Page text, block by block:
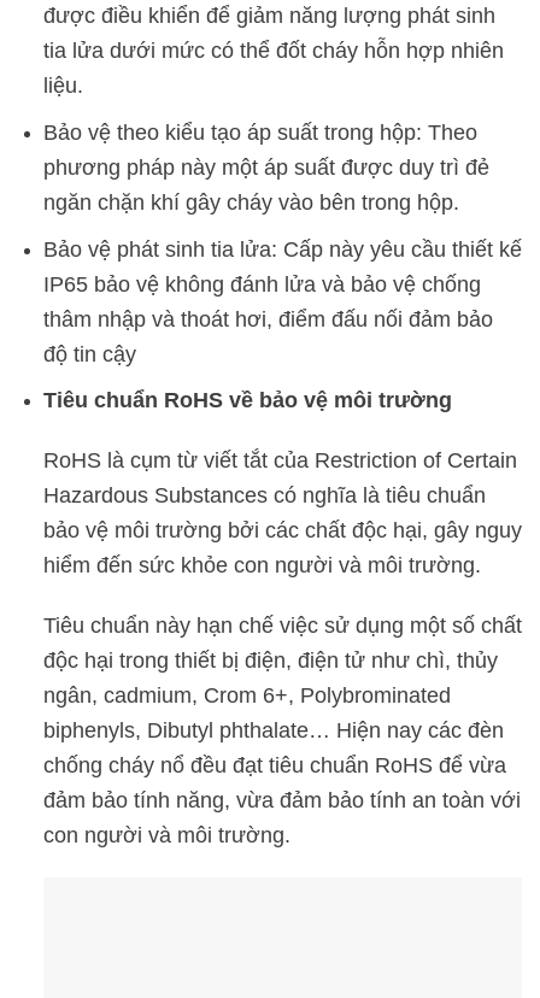
được điều khiển để giảm năng lượng phát sinh
tia lửa dưới mức có thể đốt cháy hỗn hợp nhiên
liệu.
Bảo vệ theo kiểu tạo áp suất trong hộp: Theo
phương pháp này một áp suất được duy trì đẻ
ngăn chặn khí gây cháy vào bên trong hộp.
Bảo vệ phát sinh tia lửa: Cấp này yêu cầu thiết kế
IP65 bảo vệ không đánh lửa và bảo vệ chống
thâm nhập và thoát hơi, điểm đấu nối đảm bảo
độ tin cậy
Tiêu chuẩn RoHS về bảo vệ môi trường
RoHS là cụm từ viết tắt của Restriction of Certain
Hazardous Substances có nghĩa là tiêu chuẩn
bảo vệ môi trường bởi các chất độc hại, gây nguy
hiểm đến sức khỏe con người và môi trường.
Tiêu chuẩn này hạn chế việc sử dụng một số chất
độc hại trong thiết bị điện, điện tử như chì, thủy
ngân, cadmium, Crom 6+, Polybrominated
biphenyls, Dibutyl phthalate… Hiện nay các đèn
chống cháy nổ đều đạt tiêu chuẩn RoHS để vừa
đảm bảo tính năng, vừa đảm bảo tính an toàn với
con người và môi trường.